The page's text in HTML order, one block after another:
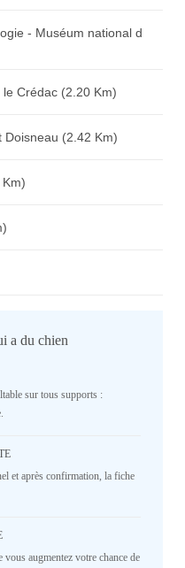
- Muséum national d
Crédac (2.20 Km)
Doisneau (2.42 Km)
a du chien
sur tous supports :
et après confirmation, la fiche
augmentez votre chance de